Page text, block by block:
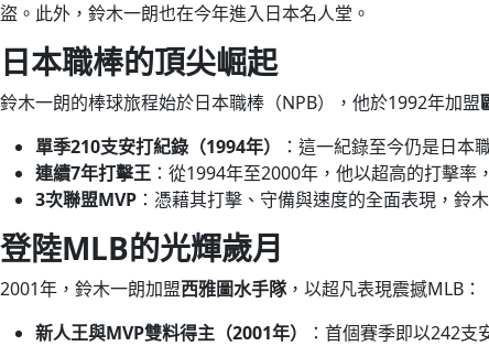
盜。此外，鈴木一朗也在今年進入日本名人堂。
日本職棒的頂尖崛起
鈴木一朗的棒球旅程始於日本職棒（NPB），他於1992年加盟
單季210支安打紀錄（1994年）
：這一紀錄至今仍是日本
連續7年打擊王 ：從1994年至2000年，他以超高的打擊率
3次聯盟MVP ：憑藉其打擊、守備與速度的全面表現，鈴
登陸MLB的光輝歲月
2001年，鈴木一朗加盟西雅圖水手隊，以超凡表現震撼MLB：
新人王與MVP雙料得主（2001年）
：首個賽季即以242